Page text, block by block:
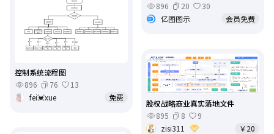
896
20
30
亿图图示
会员免费
控制系统流程图
896
76
13
fei💓xue
免费
股权战略商业真实落地文件
895
8
9
zisi311
￥20